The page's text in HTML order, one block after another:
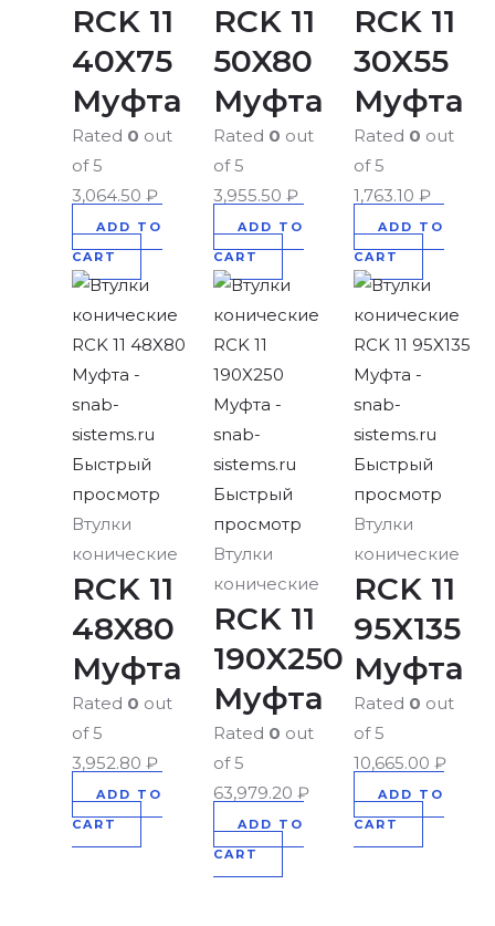
RCK 11
40X75
Муфта
Rated 0 out
of 5
3,064.50 ₽
ADD TO
CART
RCK 11
50X80
Муфта
Rated 0 out
of 5
3,955.50 ₽
ADD TO
CART
RCK 11
30X55
Муфта
Rated 0 out
of 5
1,763.10₽
ADD TO
CART
Быстрый
просмотр
Втулки
конические
RCK 11
48X80
Муфта
Rated 0 out
of 5
3,952.80 ₽
ADD TO
CART
Быстрый
просмотр
Втулки
конические
RCK 11
190X250
Муфта
Rated 0 out
of 5
63,979.20 ₽
ADD TO
CART
Быстрый
просмотр
Втулки
конические
RCK 11
95X135
Муфта
Rated 0 out
of 5
10,665.00₽
ADD TO
CART